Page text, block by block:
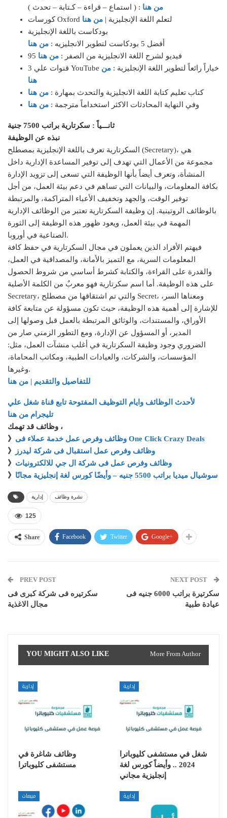
( استماع – قراءة – كـتابة – تحدث ) : من هنا
كورسات Oxford لتعلم اللغة الإنجليزية | من هنا
بودكاست باللغة الإنجليزية
أفضل 5 بودكاست لتطوير الانجليزيه :
من هنا
95 فيديو لشرح اللغة الانجليزية من الصفر : من هنا
3 قنوات علي YouTube خياراً رائعاً لتطوير اللغة الإنجليزية : من
هنا
كتاب تعليم كتابة اللغة الانجليزية والتحدث بمهارة : من هنا
وفي النهاية المحادثات الاكثر استخداماً مترجمة : من هنا
ثانـــياً : سكرتارية براتب 7500 جنية
نبذه عن الوظيفة
السكرتارية تعرف باللغة الإنجليزية بمصطلح (Secretary)، هي
مجموعة من الأعمال التي تهدف إلى توفير المساعدة الإدارية داخل
المنشأة، وتعرف أيضاً بأنها الوظيفة التي تسعى إلى تزويد الإدارة
بكافة المعلومات، والبيانات التي تساهم في دعم بيئة العمل، من أجل
توفير الوقت، والجهد وتخفيف الأعباء المتراكمة، والمرتبطة
بالوظائف الروتينية. إن وظيفة السكرتارية تعتبر من الوظائف الإدارية
المهمة في بيئة العمل، ويعود ظهور هذه الوظيفة إلى الثورة
الصناعية في أوروبا.
فيهتم الأفراد الذين يعملون في مجال السكرتارية في حفظ كافة
المعلومات السرية، مع التميز بالأمانة، والمصداقية في العمل،
والقدرة على القراءة، والكتابة كشرط أساسي من شروط الحصول
على هذه الوظيفة. أما اسم سكرتارية فهو معربٌ من الكلمة الأصلية
Secretary، والتي تم اشتقاقها من مصطلح Secret، ومعناها السر،
للإشارة إلى أهمية هذه الوظيفة، حيث تكون مسؤولة عن متابعة كافة
الأوراق، والمستندات، والوثائق المرتبطة بالعمل قبل وصولها إلى
المدير، أو المسؤول عن الإدارة، ومع التطور الزمني صار من
الضروري وجود وظيفة السكرتارية في أغلب منشآت العمل، مثل:
المؤسسات، والشركات، والعيادات الطبية، ومكاتب المحاماة،
وغيرها.
للتفاصيل والتقديم | من هنا
لأحدث الوظائف وايام التوظيف المفتوحة تابع قناة شغل علي
تليجرام من هنا
وظائف قد تهمك ،
》
وظائف وفرص عمل خدمة عملاء فى One Click Crazy Deals
》
وظائف وفرص عمل استقبال فى شركة ليدرز
》 وظائف وفرص عمل فى شركة ال جي للالكترونيات
》
سوشيال ميديا براتب 5500 جنيه – وأيضًا كورس لغة إنجليزية مجانًا
إدارية نشرة وظائف
125
Share Facebook Twitter Google+
PREV POST
سكرتيره فى شركة كبرى فى
مجال الاغذية
NEXT POST
سكرتيرة براتب 6000 جنيه فى
عيادة طبية
YOU MIGHT ALSO LIKE More From Author
إدارية
وظائف شاغرة في
مستشفى كليوباترا
إدارية
شغل في مستشفى كليوباترا
2024 .. وأيضاً كورس لغة
إنجليزية مجاني
مبيعات إدارية